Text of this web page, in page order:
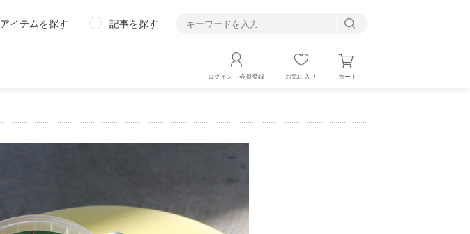
アイテムを探す 記事を探す
ログイン・会員登録 お気に入り カート